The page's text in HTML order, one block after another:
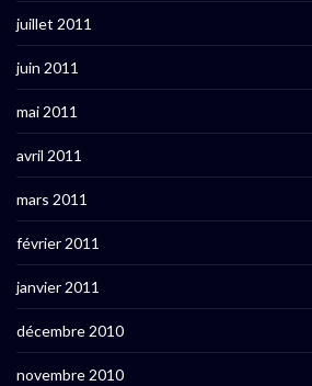
juillet 2011
juin 2011
mai 2011
avril 2011
mars 2011
février 2011
janvier 2011
décembre 2010
novembre 2010